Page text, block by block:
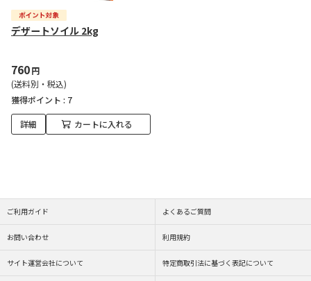
デザートソイル 2kg
760円
(送料別・税込)
獲得ポイント : 7
詳細 カートに入れる
ご利用ガイド よくあるご質問
お問い合わせ 利用規約
サイト運営会社について 特定商取引法に基づく表記について